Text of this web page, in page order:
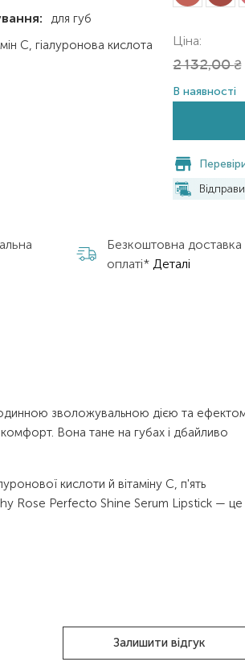
для губ
C гіалуронова кислота Ціна:
2 132,00₴
В наявності
Безкоштовна
оплаті* Деталі
зволожувальною дією та
Вона тане на губах і дбайливо
кислоти й вітаміну С, п'ять
Rose Perfecto Shine Serum Lipstick — це
Залишити відгук